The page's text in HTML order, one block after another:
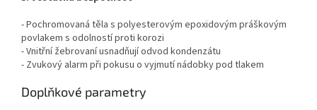
- Pochromovaná těla s polyesterovým epoxidovým práškovým
povlakem s odolností proti korozi
- Vnitřní žebrovaní usnadňují odvod kondenzátu
- Zvukový alarm při pokusu o vyjmutí nádobky pod tlakem
Doplňkové parametry